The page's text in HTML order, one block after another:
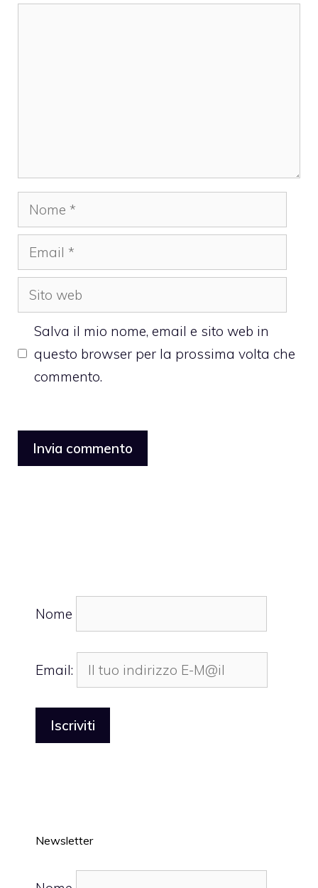
Nome
Email
Sito
web
Salva il mio nome, email e sito web in
questo browser per la prossima volta che
commento.
Nome
Email:
Newsletter